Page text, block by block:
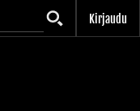
Kirjaudu